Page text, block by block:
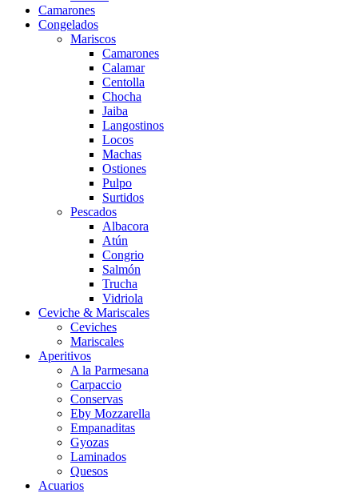
Camarones
Congelados
Mariscos
Camarones
Calamar
Centolla
Chocha
Jaiba
Langostinos
Locos
Machas
Ostiones
Pulpo
Surtidos
Pescados
Albacora
Atún
Congrio
Salmón
Trucha
Vidriola
Ceviche & Mariscales
Ceviches
Mariscales
Aperitivos
A la Parmesana
Carpaccio
Conservas
Eby Mozzarella
Empanaditas
Gyozas
Laminados
Quesos
Acuarios